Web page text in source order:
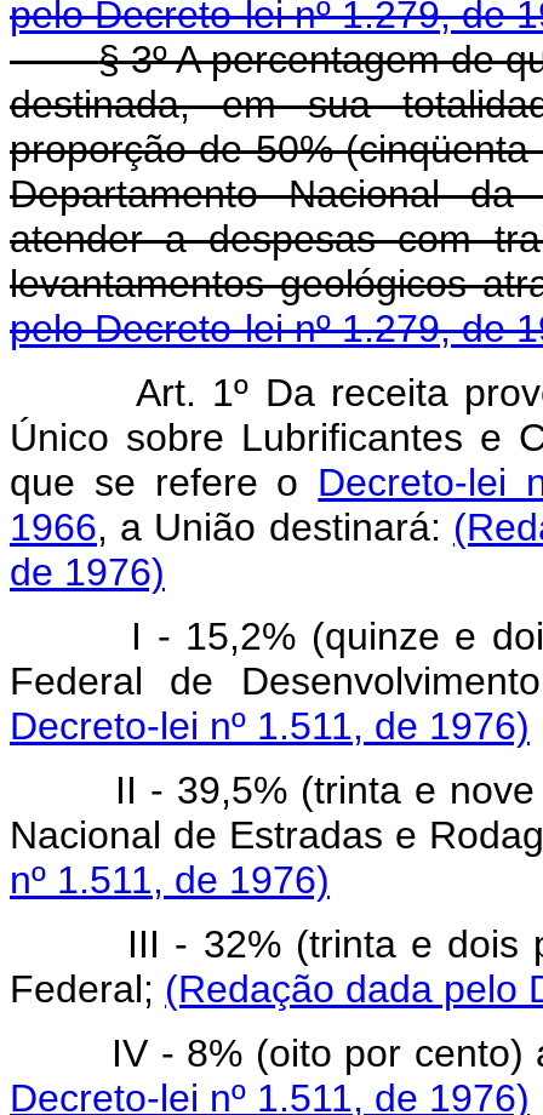
pelo Decreto-lei nº 1.279, de
§ 3º A percentagem de
destinada, em sua
proporção de 50%
Departamento Nacional
atender a despesas com
levantamentos geológicos
pelo Decreto-lei nº 1.279, de
Art. 1º Da receita
Único sobre Lubrificantes e
que se refere o Decreto-lei
1966, a União destinará:
de 1976)
I - 15,2% (quinze e
Federal de
Decreto-lei nº 1.511, de 1976)
II - 39,5% (trinta e
Nacional de Estradas e
nº 1.511, de 1976)
III - 32% (trinta e dois
Federal; (Redação dada pelo
IV - 8% (oito por
Decreto-lei nº 1.511, de 1976)